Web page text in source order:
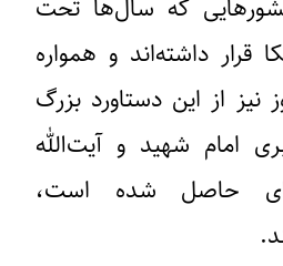
که سال‌ها تحت
قرار داشته‌اند و همواره
نیز از این دستاورد بزرگ
امام شهید و آیت‌الله
حاصل شده است،